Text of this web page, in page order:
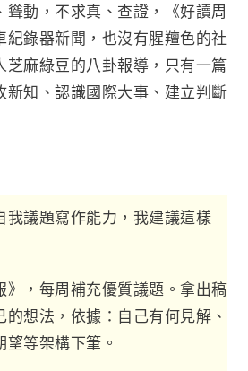
聳動，不求真、查證，《好讀周
紀錄器新聞，也沒有腥羶色的社
芝麻綠豆的八卦報導，只有一篇
新知、認識國際大事、建立判斷
我議題寫作能力，我建議這樣
》，每周補充優質議題。拿出稿
想法，依據：自己有何見解、
等架構下筆。